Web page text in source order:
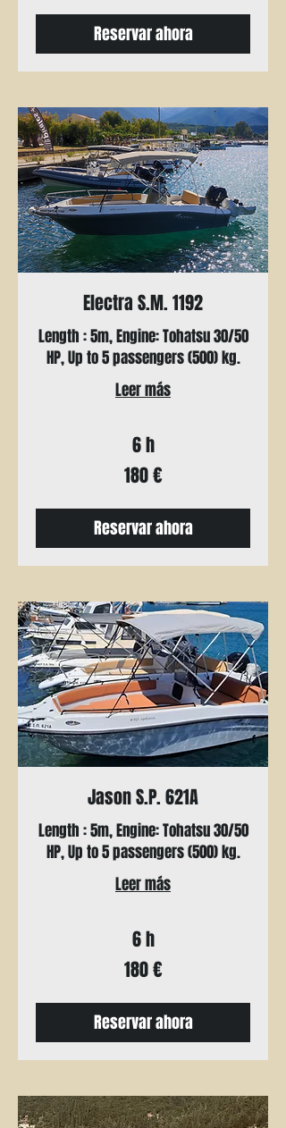
Reservar ahora
Electra S.M. 1192
Length : 5m, Engine: Tohatsu 30/50
HP, Up to 5 passengers (500) kg.
Leer más
6 h
180 €
Reservar ahora
Jason S.P. 621A
Length : 5m, Engine: Tohatsu 30/50
HP, Up to 5 passengers (500) kg.
Leer más
6 h
180 €
Reservar ahora